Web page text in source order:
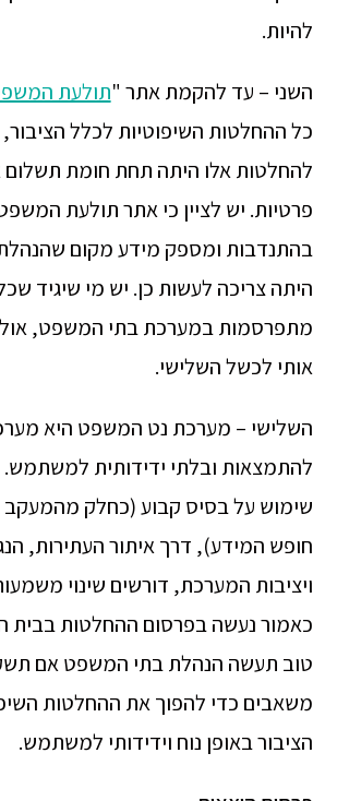
להיות.
השני – עד להקמת אתר "תולעת
כל ההחלטות השיפוטיות לכלל הציבור,
להחלטות אלו היתה תחת חומת תשלום
פרטיות. יש לציין כי אתר תולעת
בהתנדבות ומספק מידע מקום
היתה צריכה לעשות כן. יש מי שיגיד
מתפרסמות במערכת בתי המשפט,
אותי לכשל השלישי.
השלישי – מערכת נט המשפט היא
להתמצאות ובלתי ידידותית
שימוש על בסיס קבוע (כחלק מהמעקב
חופש המידע), דרך איתור העתירות,
ויציבות המערכת, דורשים שינוי
כאמור נעשה בפרסום ההחלטות בבית
טוב תעשה הנהלת בתי המשפט אם
משאבים כדי להפוך את ההחלטות
הציבור באופן נוח וידידותי למשתמש.